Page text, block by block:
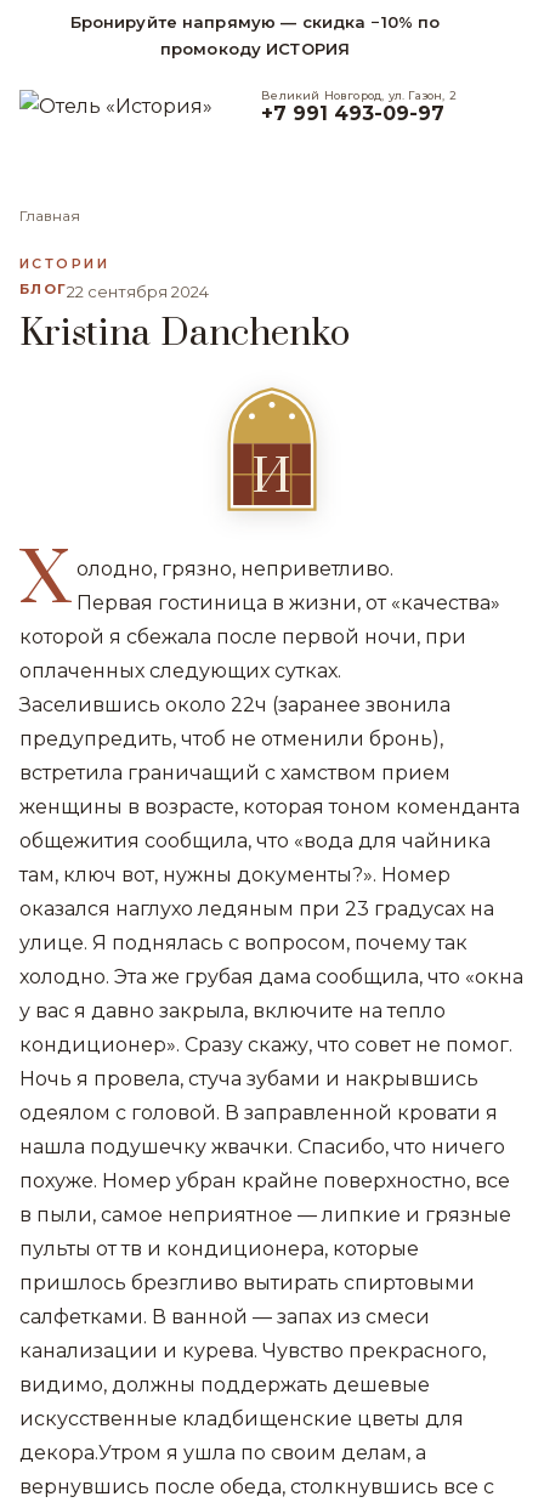
Бронируйте напрямую — скидка −10% по
промокоду ИСТОРИЯ
Великий Новгород, ул. Газон, 2
+7 991 493-09-97
Главная
ИСТОРИИ
БЛОГ22 сентября 2024
Kristina Danchenko
И
Х олодно, грязно, неприветливо.
Первая гостиница в жизни, от «качества»
которой я сбежала после первой ночи, при
оплаченных следующих сутках.
Заселившись около 22ч (заранее звонила
предупредить, чтоб не отменили бронь),
встретила граничащий с хамством прием
женщины в возрасте, которая тоном коменданта
общежития сообщила, что «вода для чайника
там, ключ вот, нужны документы?». Номер
оказался наглухо ледяным при 23 градусах на
улице. Я поднялась с вопросом, почему так
холодно. Эта же грубая дама сообщила, что «окна
у вас я давно закрыла, включите на тепло
кондиционер». Сразу скажу, что совет не помог.
Ночь я провела, стуча зубами и накрывшись
одеялом с головой. В заправленной кровати я
нашла подушечку жвачки. Спасибо, что ничего
похуже. Номер убран крайне поверхностно, все
в пыли, самое неприятное — липкие и грязные
пульты от тв и кондиционера, которые
пришлось брезгливо вытирать спиртовыми
салфетками. В ванной — запах из смеси
канализации и курева. Чувство прекрасного,
видимо, должны поддержать дешевые
искусственные кладбищенские цветы для
декора.Утром я ушла по своим делам, а
вернувшись после обеда, столкнувшись все с